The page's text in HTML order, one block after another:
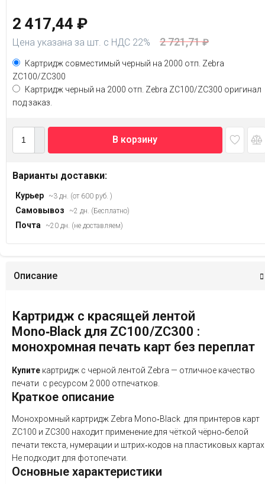
2 417,44 ₽
Цена указана за шт. с НДС 22% 2 721,71₽
Картридж совместимый черный на 2000 отп. Zebra
ZC100/ZC300
Картридж черный на 2000 отп. Zebra ZC100/ZC300 оригинал
под заказ.
В корзину
Варианты доставки:
Курьер ~3 дн. (от 600 руб. )
Самовывоз ~2 дн. (Бесплатно)
Почта ~20 дн. (не доставляем)
Описание
Картридж с красящей лентой
Mono‑Black для ZC100/ZC300 :
монохромная печать карт без переплат
Купите картридж с черной лентой Zebra — отличное качество
печати с ресурсом 2 000 отпечатков.
Краткое описание
Монохромный картридж Zebra Mono‑Black для принтеров карт
ZC100 и ZC300 находит применение для чёткой чёрно‑белой
печати текста, нумерации и штрих‑кодов на пластиковых
Не подходит для фотопечати.
Основные характеристики